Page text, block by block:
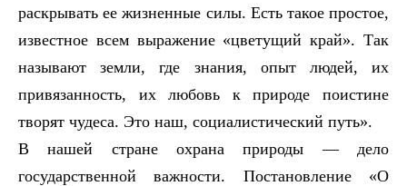
раскрывать ее жизненные силы. Есть такое простое,
известное всем выражение «цветущий край». Так
называют земли, где знания, опыт людей, их
привязанность, их любовь к природе поистине
творят чудеса. Это наш, социалистический путь».
В нашей стране охрана природы — дело
государственной важности. Постановление «О